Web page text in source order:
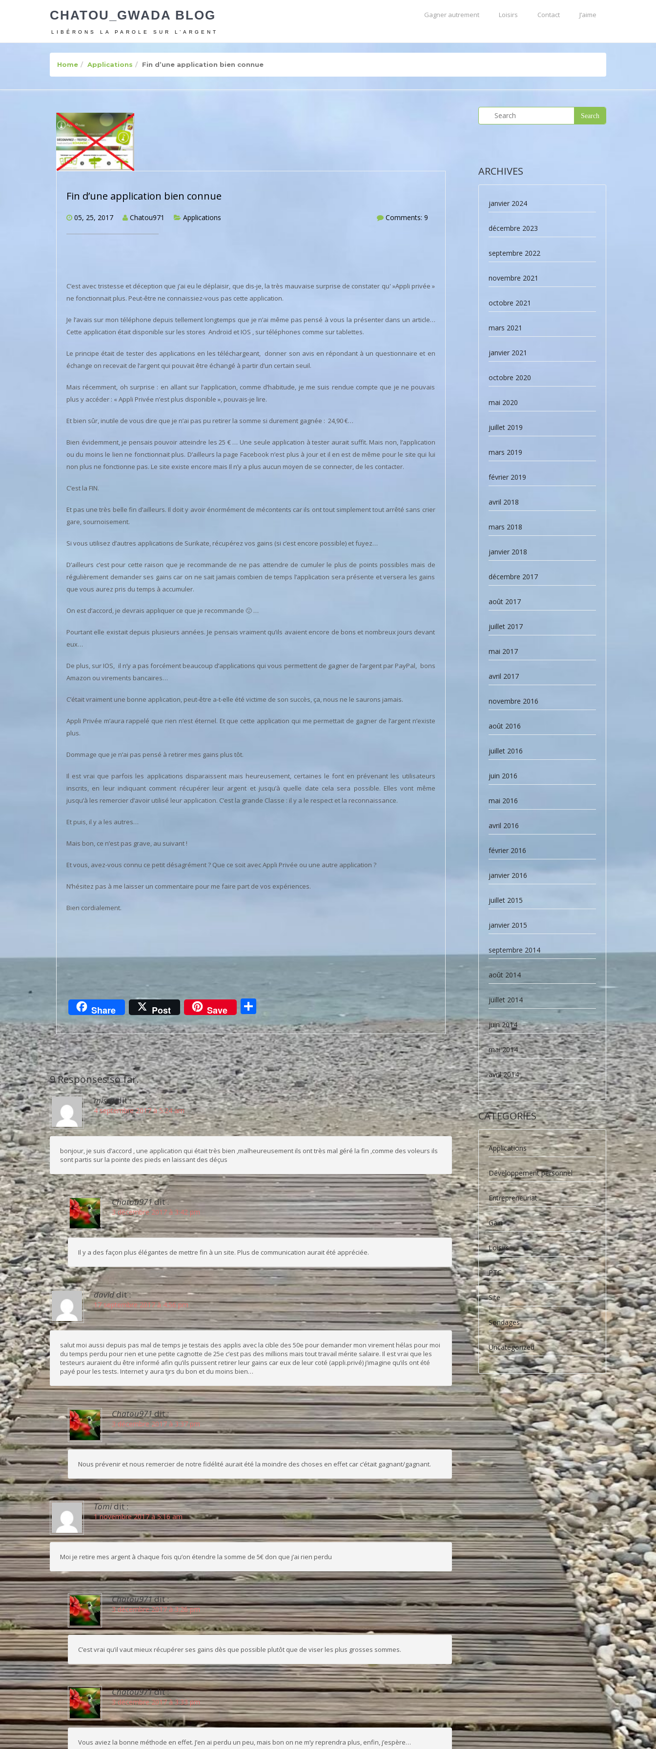
CHATOU_GWADA BLOG
LIBÉRONS LA PAROLE SUR L’ARGENT
Gagner autrement Loisirs Contact J’aime
Home Applications Fin d’une application bien connue
Fin d’une application bien connue
05, 25, 2017 Chatou971 Applications Comments: 9
C’est avec tristesse et déception que j’ai eu le déplaisir, que dis-je, la très mauvaise surprise de constater qu' »Appli privée »
ne fonctionnait plus. Peut-être ne connaissiez-vous pas cette application.
Je l’avais sur mon téléphone depuis tellement longtemps que je n’ai même pas pensé à vous la présenter dans un article…
Cette application était disponible sur les stores Androïd et IOS , sur téléphones comme sur tablettes.
Le principe était de tester des applications en les téléchargeant, donner son avis en répondant à un questionnaire et en
échange on recevait de l’argent qui pouvait être échangé à partir d’un certain seuil.
Mais récemment, oh surprise : en allant sur l’application, comme d’habitude, je me suis rendue compte que je ne pouvais
plus y accéder : « Appli Privée n’est plus disponible », pouvais-je lire.
Et bien sûr, inutile de vous dire que je n’ai pas pu retirer la somme si durement gagnée : 24,90 €…
Bien évidemment, je pensais pouvoir atteindre les 25 € … Une seule application à tester aurait suffit. Mais non, l’application
ou du moins le lien ne fonctionnait plus. D’ailleurs la page Facebook n’est plus à jour et il en est de même pour le site qui lui
non plus ne fonctionne pas. Le site existe encore mais Il n’y a plus aucun moyen de se connecter, de les contacter.
C’est la FIN.
Et pas une très belle fin d’ailleurs. Il doit y avoir énormément de mécontents car ils ont tout simplement tout arrêté sans crier
gare, sournoisement.
Si vous utilisez d’autres applications de Surikate, récupérez vos gains (si c’est encore possible) et fuyez…
D’ailleurs c’est pour cette raison que je recommande de ne pas attendre de cumuler le plus de points possibles mais de
régulièrement demander ses gains car on ne sait jamais combien de temps l’application sera présente et versera les gains
que vous aurez pris du temps à accumuler.
On est d’accord, je devrais appliquer ce que je recommande 🙁 …
Pourtant elle existait depuis plusieurs années. Je pensais vraiment qu’ils avaient encore de bons et nombreux jours devant
eux…
De plus, sur IOS, il n’y a pas forcément beaucoup d’applications qui vous permettent de gagner de l’argent par PayPal, bons
Amazon ou virements bancaires…
C’était vraiment une bonne application, peut-être a-t-elle été victime de son succès, ça, nous ne le saurons jamais.
Appli Privée m’aura rappelé que rien n’est éternel. Et que cette application qui me permettait de gagner de l’argent n’existe
plus.
Dommage que je n’ai pas pensé à retirer mes gains plus tôt.
Il est vrai que parfois les applications disparaissent mais heureusement, certaines le font en prévenant les utilisateurs
inscrits, en leur indiquant comment récupérer leur argent et jusqu’à quelle date cela sera possible. Elles vont même
jusqu’à les remercier d’avoir utilisé leur application. C’est la grande Classe : il y a le respect et la reconnaissance.
Et puis, il y a les autres…
Mais bon, ce n’est pas grave, au suivant !
Et vous, avez-vous connu ce petit désagrément ? Que ce soit avec Appli Privée ou une autre application ?
N’hésitez pas à me laisser un commentaire pour me faire part de vos expériences.
Bien cordialement.
Share Post Save Partager
9 Responses so far.
missadit :
4 septembre 2017 à 5:24 am
bonjour, je suis d’accord , une application qui était très bien ,malheureusement ils ont très mal géré la fin ,comme des voleurs ils
sont partis sur la pointe des pieds en laissant des déçus
Chatou971dit :
3 décembre 2017 à 3:42 pm
Il y a des façon plus élégantes de mettre fin à un site. Plus de communication aurait été appréciée.
daviddit :
17 septembre 2017 à 4:56 pm
salut moi aussi depuis pas mal de temps je testais des applis avec la cible des 50e pour demander mon virement hélas pour moi
du temps perdu pour rien et une petite cagnotte de 25e c’est pas des millions mais tout travail mérite salaire. Il est vrai que les
testeurs auraient du être informé afin qu’ils puissent retirer leur gains car eux de leur coté (appli.privé) j’imagine qu’ils ont été
payé pour les tests. Internet y aura tjrs du bon et du moins bien…
Chatou971dit :
3 décembre 2017 à 3:37 pm
Nous prévenir et nous remercier de notre fidélité aurait été la moindre des choses en effet car c’était gagnant/gagnant.
Tomidit :
1 novembre 2017 à 5:16 am
Moi je retire mes argent à chaque fois qu’on étendre la somme de 5€ don que j’ai rien perdu
Chatou971dit :
3 décembre 2017 à 3:26 pm
C’est vrai qu’il vaut mieux récupérer ses gains dès que possible plutôt que de viser les plus grosses sommes.
Chatou971dit :
3 décembre 2017 à 3:33 pm
Vous aviez la bonne méthode en effet. J’en ai perdu un peu, mais bon on ne m’y reprendra plus, enfin, j’espère…
ARCHIVES
janvier 2024
décembre 2023
septembre 2022
novembre 2021
octobre 2021
mars 2021
janvier 2021
octobre 2020
mai 2020
juillet 2019
mars 2019
février 2019
avril 2018
mars 2018
janvier 2018
décembre 2017
août 2017
juillet 2017
mai 2017
avril 2017
novembre 2016
août 2016
juillet 2016
juin 2016
mai 2016
avril 2016
février 2016
janvier 2016
juillet 2015
janvier 2015
septembre 2014
août 2014
juillet 2014
juin 2014
mai 2014
avril 2014
CATEGORIES
Applications
Développement personnel
Entrepreneuriat
Gain
Loisirs
PTC
Site
Sondages
Uncategorized